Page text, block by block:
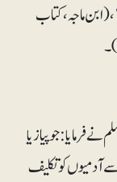
ماجہ، کتاب
فرمایا: جو پیاز یا
آدمیوں کو تکلیف